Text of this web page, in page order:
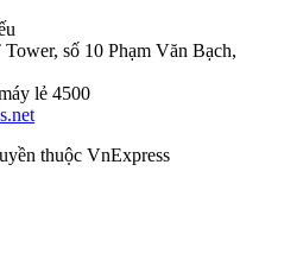
số 10 Phạm Văn Bạch,
lẻ 4500
thuộc VnExpress